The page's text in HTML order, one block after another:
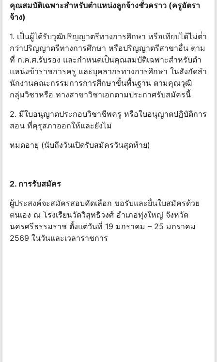
คุณสมบัติเฉพาะสําหรับตําแหน่งลูกจ้างชั่วคราว (ครูอัตรา
จ้าง)
1. เป็นผู้ได้รับวุฒิปริญญาตรีทางการศึกษา หรือเทียบได้ไม่ต่ํา
กว่าปริญญาตรีทางการศึกษา หรือปริญญาตรีสาขาอื่น ตาม
ที่ ก.ค.ศ.รับรอง และกําหนดเป็นคุณสมบัติเฉพาะสําหรับตํา
แหน่งข้าราชการครู และบุคลากรทางการศึกษา ในสังกัดสํา
นักงานคณะกรรมการการศึกษาขั้นพื้นฐาน ตามคุณวุฒิ
กลุ่มวิชาหรือ ทางสาขาวิชาเอกตามประกาศรับสมัครนี้
2. มีใบอนุญาตประกอบวิชาชีพครู หรือใบอนุญาตปฏิบัติการ
สอน ที่คุรุสภาออกให้และยังไม่
หมดอายุ (นับถึงวันเปิดรับสมัครวันสุดท้าย)
2. การรับสมัคร
ผู้ประสงค์จะสมัครสอบคัดเลือก ขอรับและยื่นใบสมัครด้วย
ตนเอง ณ โรงเรียนวัดวิสุทธิวงศ์ อําเภอทุ่งใหญ่ จังหวัด
นครศรีธรรมราช ตั้งแต่วันที่ 19 มกราคม – 25 มกราคม
2569 ในวันและเวลาราชการ